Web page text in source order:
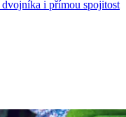
i přímou spojitost